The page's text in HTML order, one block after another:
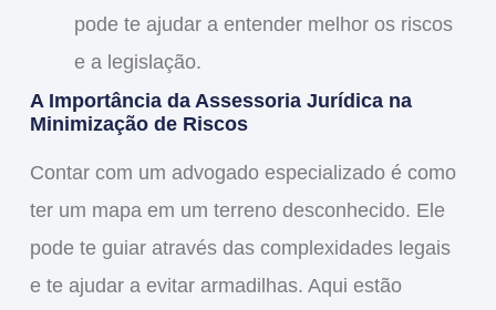
pode te ajudar a entender melhor os riscos
e a legislação.
A Importância da Assessoria Jurídica na
Minimização de Riscos
Contar com um advogado especializado é como
ter um mapa em um terreno desconhecido. Ele
pode te guiar através das complexidades legais
e te ajudar a evitar armadilhas. Aqui estão